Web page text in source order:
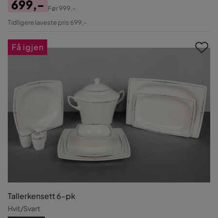
Pris
699,-
Original
Før999,-
Tidligere laveste pris 699,-
Tallerkensett 6-pk
Hvit/Svart
Få igjen